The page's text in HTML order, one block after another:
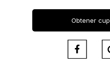
Obtener
